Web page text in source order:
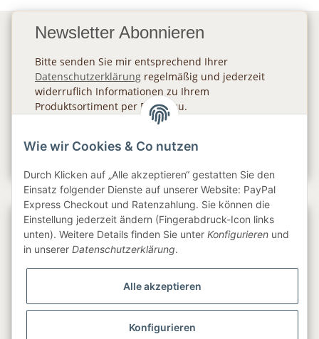
Newsletter Abonnieren
Bitte senden Sie mir entsprechend Ihrer
Datenschutzerklärung regelmäßig und jederzeit
widerruflich Informationen zu Ihrem
Produktsortiment per E-Mail zu.
Gesetzliche Informationen
Wie wir Cookies & Co nutzen
Durch Klicken auf „Alle akzeptieren“ gestatten Sie den
Einsatz folgender Dienste auf unserer Website: PayPal
Express Checkout und Ratenzahlung. Sie können die
Einstellung jederzeit ändern (Fingerabdruck-Icon links
unten). Weitere Details finden Sie unter Konfigurieren und
in unserer Datenschutzerklärung.
Alle akzeptieren
Konfigurieren